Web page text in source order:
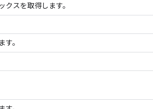
クスを取得します。
す。